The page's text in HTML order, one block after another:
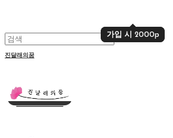
가입 시 2000p
가입 시 2000p
진달래의꿈